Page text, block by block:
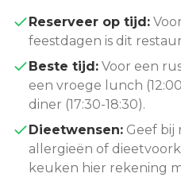
Reserveer op tijd:
feestdagen is dit
Beste tijd: Voor een
een vroege lunch
diner (17:30-18:30).
Dieetwensen: Geef bij
allergieën of
keuken hier rekening